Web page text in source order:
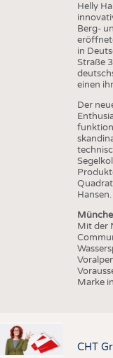
Helly
Berg-
in
Straße
einen
Der
Hansen.
Mit der
Marke
CHT